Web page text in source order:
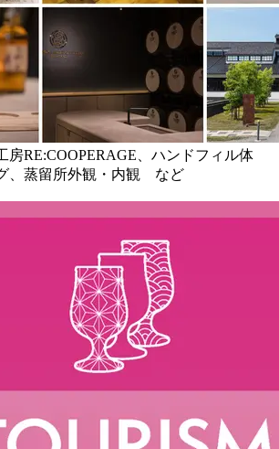
RE:COOPERAGE、ハンドフィル体
、蒸留所外観・内観 など